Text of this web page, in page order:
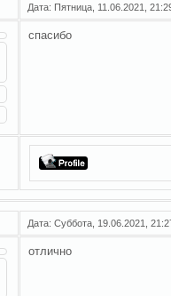
Дата: Пятница, 11.06.2021,
спасибо
Дата: Суббота, 19.06.2021,
отлично